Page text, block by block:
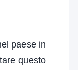
paese in
questo